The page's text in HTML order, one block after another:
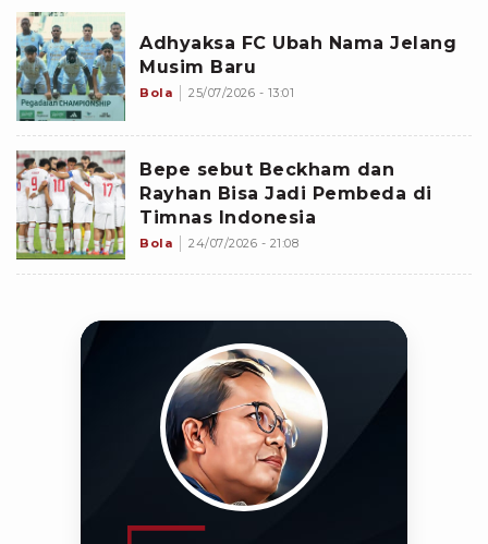
Adhyaksa FC Ubah Nama Jelang
Musim Baru
Bola 25/07/2026 - 13:01
Bepe sebut Beckham dan
Rayhan Bisa Jadi Pembeda di
Timnas Indonesia
Bola 24/07/2026 - 21:08